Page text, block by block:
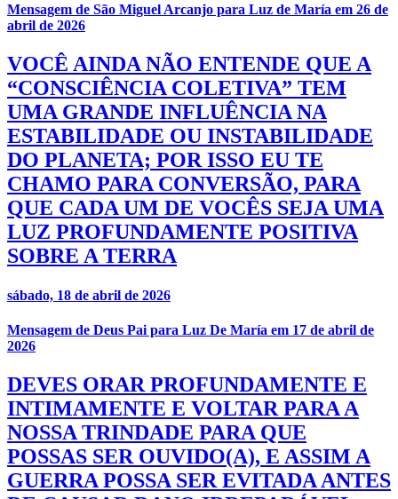
Mensagem de São Miguel Arcanjo para Luz de María em 26 de
abril de 2026
VOCÊ AINDA NÃO ENTENDE QUE A
“CONSCIÊNCIA COLETIVA” TEM
UMA GRANDE INFLUÊNCIA NA
ESTABILIDADE OU INSTABILIDADE
DO PLANETA; POR ISSO EU TE
CHAMO PARA CONVERSÃO, PARA
QUE CADA UM DE VOCÊS SEJA UMA
LUZ PROFUNDAMENTE POSITIVA
SOBRE A TERRA
sábado, 18 de abril de 2026
Mensagem de Deus Pai para Luz De María em 17 de abril de
2026
DEVES ORAR PROFUNDAMENTE E
INTIMAMENTE E VOLTAR PARA A
NOSSA TRINDADE PARA QUE
POSSAS SER OUVIDO(A), E ASSIM A
GUERRA POSSA SER EVITADA ANTES